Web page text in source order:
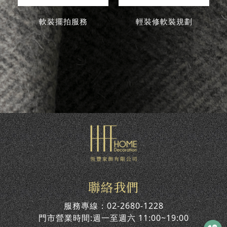
軟裝擺拍服務 輕裝修軟裝規劃
聯絡我們
服務專線：02-2680-1228
門市營業時間:週一至週六 11:00~19:00